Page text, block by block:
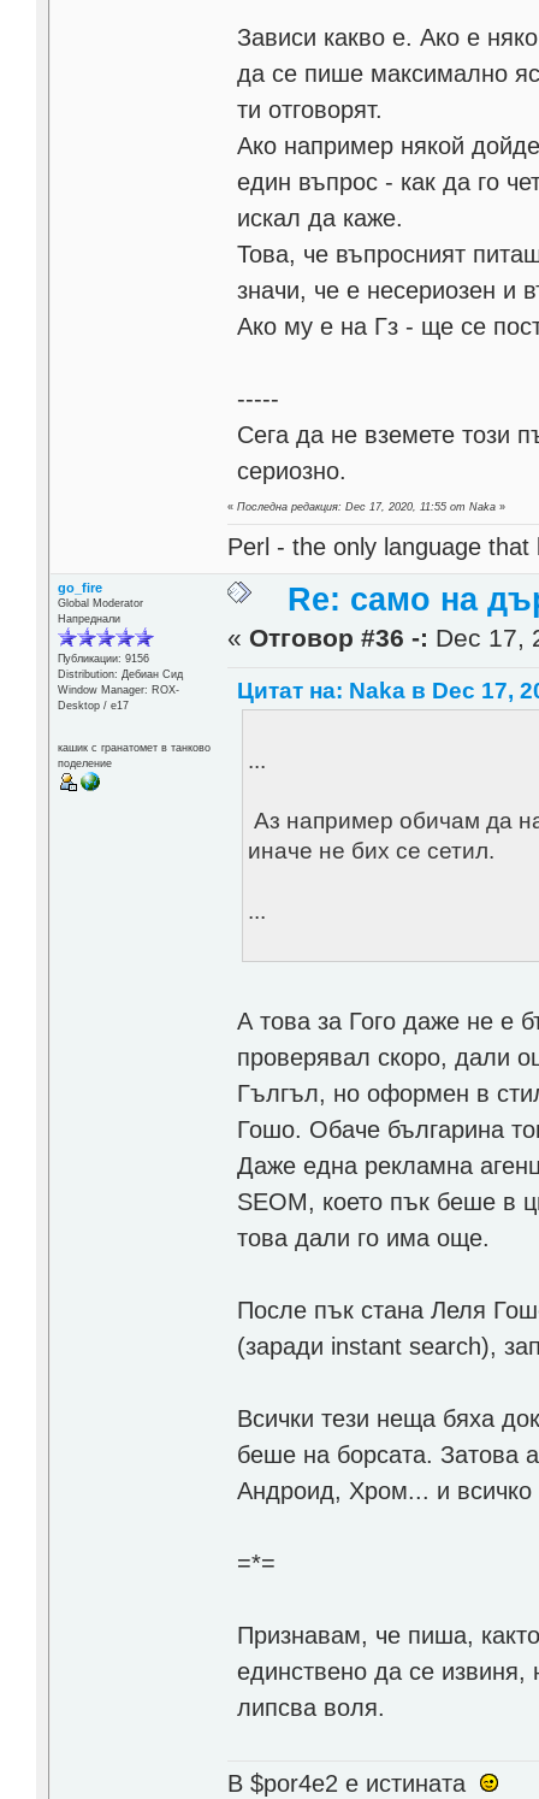
Зависи какво е. Ако е
да се пише максимално
ти отговорят.
Ако например някой
един въпрос - как да го
искал да каже.
Това, че въпросният
значи, че е несериозен и
Ако му е на Гз - ще се
-----
Сега да не вземете този
сериозно.
«Последна редакция: Dec 17, 2020, 11:55 от Naka »
Perl - the only language
go_fire
Global Moderator
Напреднали
Публикации: 9156
Distribution: Дебиан Сид
Window Manager: ROX-
Desktop / е17
кашик с гранатомет в танково
поделение
Re: само на
« Отговор #36 -: Dec 17,
Цитат на: Naka в Dec 17,
...
Аз например обичам да
иначе не бих се сетил.
...
А това за Гого даже не е
проверявал скоро, дали
Гългъл, но оформен в
Гошо. Обаче българина
Даже една рекламна
SEOM, което пък беше в
това дали го има още.
После пък стана Леля
(заради instant search),
Всички тези неща бяха
беше на борсата. Затова
Андроид, Хром... и
=*=
Признавам, че пиша,
единствено да се
липсва воля.
В $por4e2 e истината